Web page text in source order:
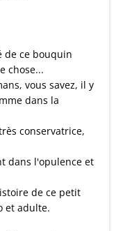
de ce bouquin
chose...
vous savez, il y
dans la
conservatrice,
dans l'opulence et
de ce petit
et adulte.